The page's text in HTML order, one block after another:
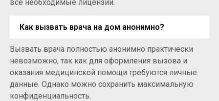
все необходимые лицензии.
Как вызвать врача на дом анонимно?
Вызвать врача полностью анонимно практически
невозможно, так как для оформления вызова и
оказания медицинской помощи требуются личные
данные. Однако можно сохранить максимальную
конфиденциальность.